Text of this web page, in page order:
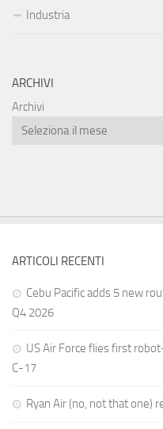
Industria
ARCHIVI
Archivi
ARTICOLI RECENTI
Cebu Pacific adds 5 new
Q4 2026
US Air Force flies first
C-17
Ryan Air (no, not that one)